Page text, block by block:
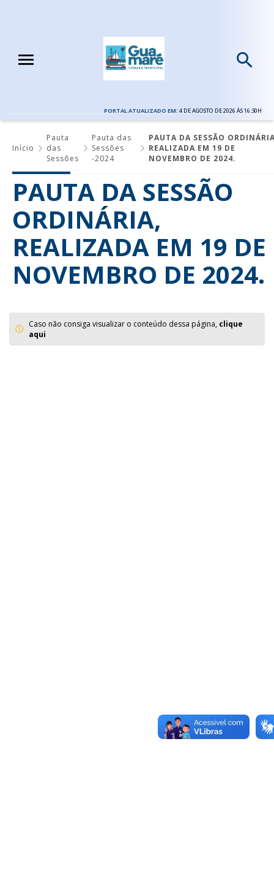
PORTAL ATUALIZADO EM: 4 DE AGOSTO DE 2026 ÀS 16:30H
Início
Pauta
das
Sessões
Pauta das
Sessões
-2024
PAUTA DA SESSÃO
REALIZADA EM 19 DE
NOVEMBRO DE 2024.
PAUTA DA SESSÃO
ORDINÁRIA,
REALIZADA EM 19 DE
NOVEMBRO DE 2024.
Caso não consiga visualizar o conteúdo dessa página, clique
aqui